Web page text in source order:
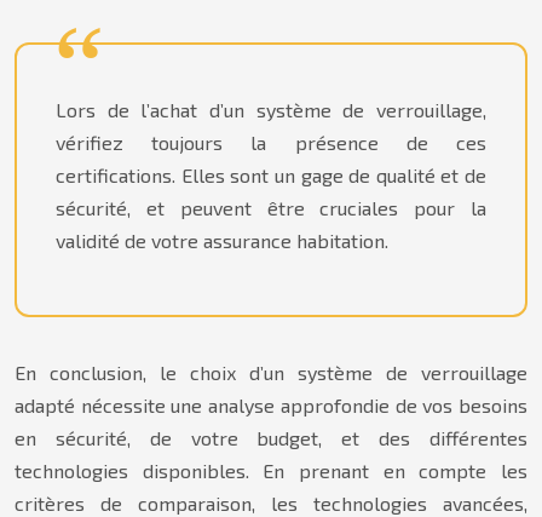
Lors de l’achat d’un système de verrouillage,
vérifiez toujours la présence de ces
certifications. Elles sont un gage de qualité et de
sécurité, et peuvent être cruciales pour la
validité de votre assurance habitation.
En conclusion, le choix d’un système de verrouillage
adapté nécessite une analyse approfondie de vos besoins
en sécurité, de votre budget, et des différentes
technologies disponibles. En prenant en compte les
critères de comparaison, les technologies avancées,